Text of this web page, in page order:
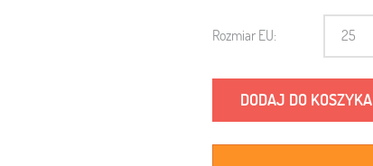
Rozmiar EU: 25
DODAJ DO KOSZYKA